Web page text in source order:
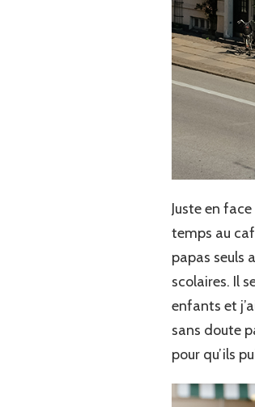
Juste en
temps au
papas seuls
scolaires. Il
enfants et
sans doute
pour qu’ils